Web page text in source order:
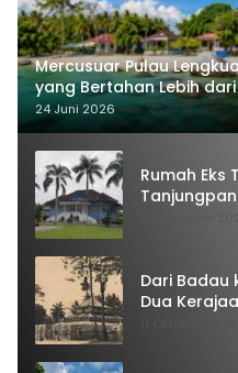
Mercusuar Pulau
yang Bertahan Lebih dari
24 Juni 2026
Rumah Eks
Dari Badau
Dua